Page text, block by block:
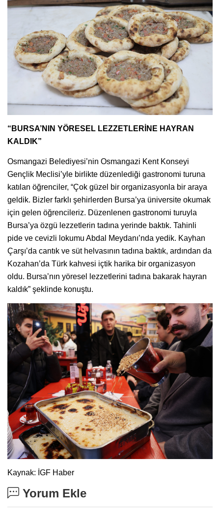
“BURSA’NIN YÖRESEL LEZZETLERİNE HAYRAN
KALDIK”
Osmangazi Belediyesi’nin Osmangazi Kent Konseyi
Gençlik Meclisi’yle birlikte düzenlediği gastronomi turuna
katılan öğrenciler, “Çok güzel bir organizasyonla bir araya
geldik. Bizler farklı şehirlerden Bursa’ya üniversite okumak
için gelen öğrencileriz. Düzenlenen gastronomi turuyla
Bursa’ya özgü lezzetlerin tadına yerinde baktık. Tahinli
pide ve cevizli lokumu Abdal Meydanı’nda yedik. Kayhan
Çarşı’da cantık ve süt helvasının tadına baktık, ardından da
Kozahan’da Türk kahvesi içtik harika bir organizasyon
oldu. Bursa’nın yöresel lezzetlerini tadına bakarak hayran
kaldık” şeklinde konuştu.
Kaynak: İGF Haber
Yorum Ekle